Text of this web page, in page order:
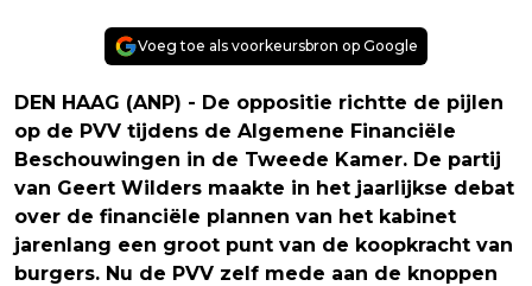
Voeg toe als voorkeursbron op Google
DEN HAAG (ANP) - De oppositie richtte de pijlen
op de PVV tijdens de Algemene Financiële
Beschouwingen in de Tweede Kamer. De partij
van Geert Wilders maakte in het jaarlijkse debat
over de financiële plannen van het kabinet
jarenlang een groot punt van de koopkracht van
burgers. Nu de PVV zelf mede aan de knoppen